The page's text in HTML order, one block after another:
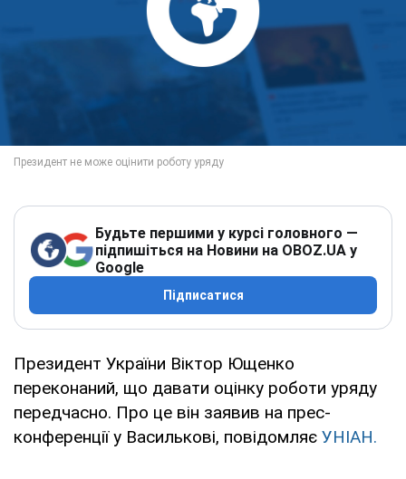
Будьте першими у курсі головного —
підпишіться на Новини на OBOZ.UA у
Google
Підписатися
Президент України Віктор Ющенко
переконаний, що давати оцінку роботи уряду
передчасно. Про це він заявив на прес-
конференції у Василькові, повідомляє УНІАН.